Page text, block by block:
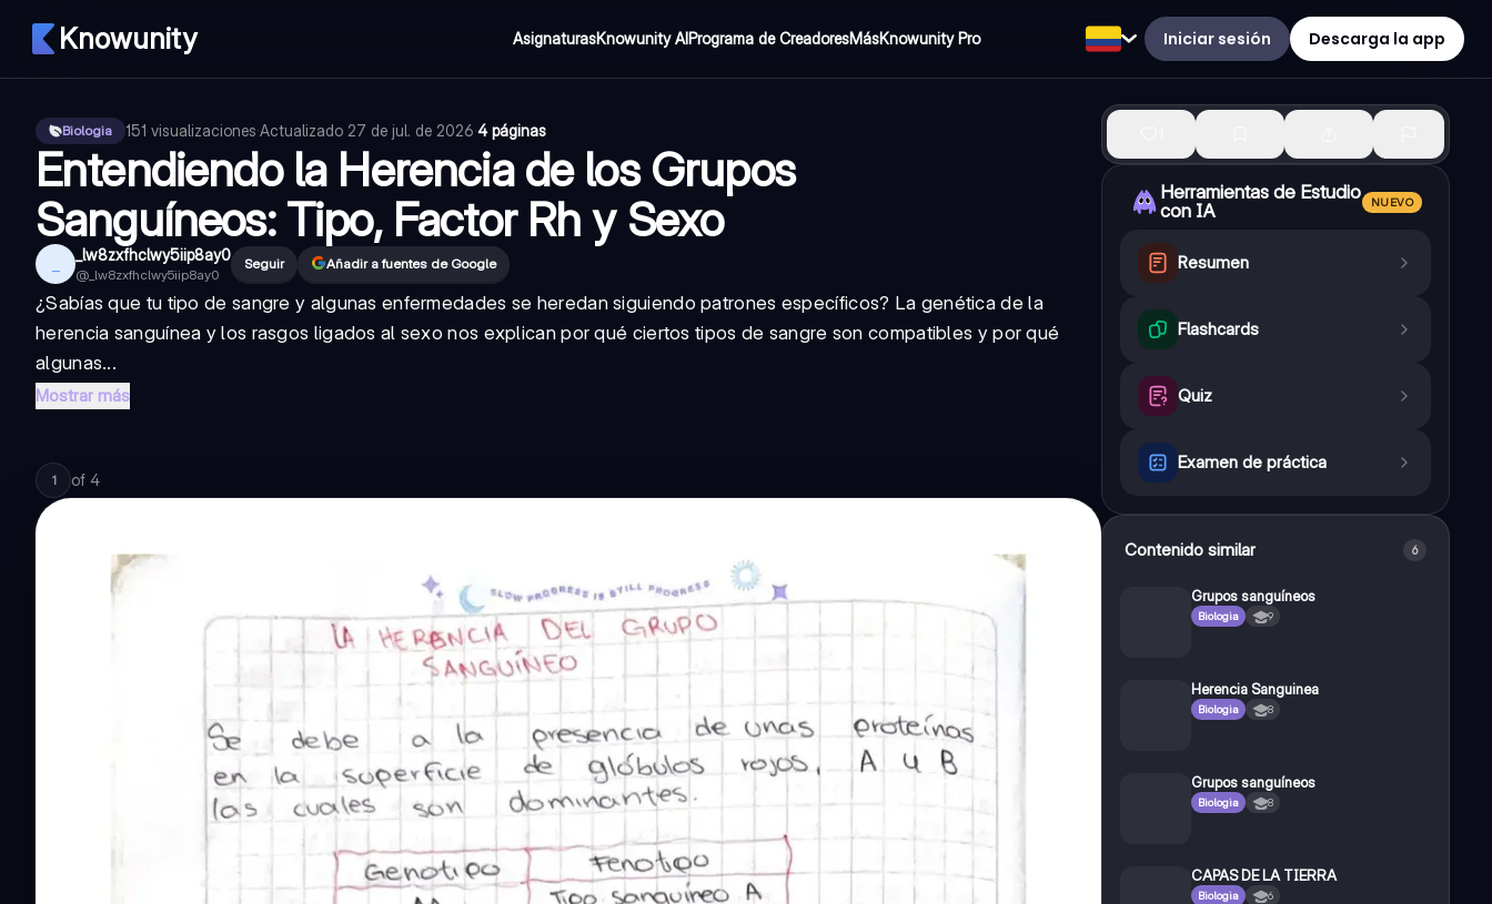
Knowunity AsignaturasKnowunity AIPrograma de CreadoresMásKnowunity Pro Iniciar sesión Descarga la app
Biologia 151 visualizaciones·Actualizado 27 de jul. de 2026·4 páginas
Entendiendo la Herencia de los Grupos
Sanguíneos: Tipo, Factor Rh y Sexo
_lw8zxfhclwy5iip8ay0
@ _lw8zxfhclwy5iip8ay0
Seguir Añadir a fuentes de Google
¿Sabías que tu tipo de sangre y algunas enfermedades se heredan siguiendo patrones específicos? La genética de la
herencia sanguínea y los rasgos ligados al sexo nos explican por qué ciertos tipos de sangre son compatibles y por qué
algunas...
Mostrar más
1 of 4
Herramientas de Estudio
con IA
NUEVO
Resumen
Flashcards
Quiz
Examen de práctica
Contenido similar 6
Grupos sanguíneos
Biologia 9
Herencia Sanguinea
Biologia 8
Grupos sanguíneos
Biologia 8
CAPAS DE LA TIERRA
Biologia 6